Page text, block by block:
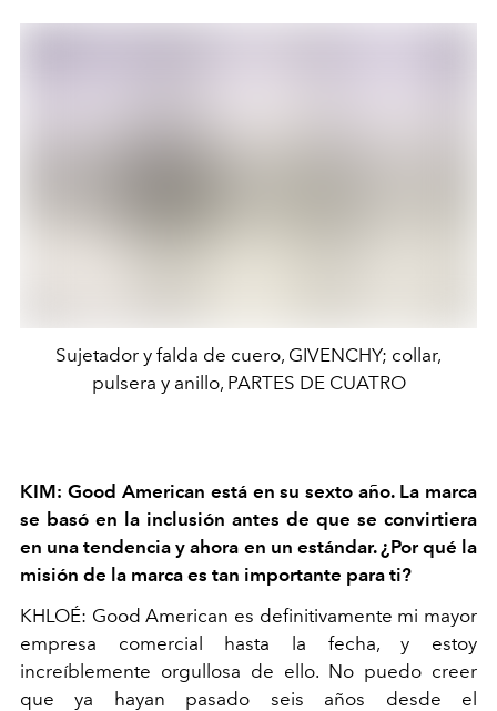
Sujetador y falda de cuero, GIVENCHY; collar,
pulsera y anillo, PARTES DE CUATRO
KIM: Good American está en su sexto año. La marca
se basó en la inclusión antes de que se convirtiera
en una tendencia y ahora en un estándar. ¿Por qué la
misión de la marca es tan importante para ti?
KHLOÉ: Good American es definitivamente mi mayor
empresa comercial hasta la fecha, y estoy
increíblemente orgullosa de ello. No puedo creer
que ya hayan pasado seis años desde el